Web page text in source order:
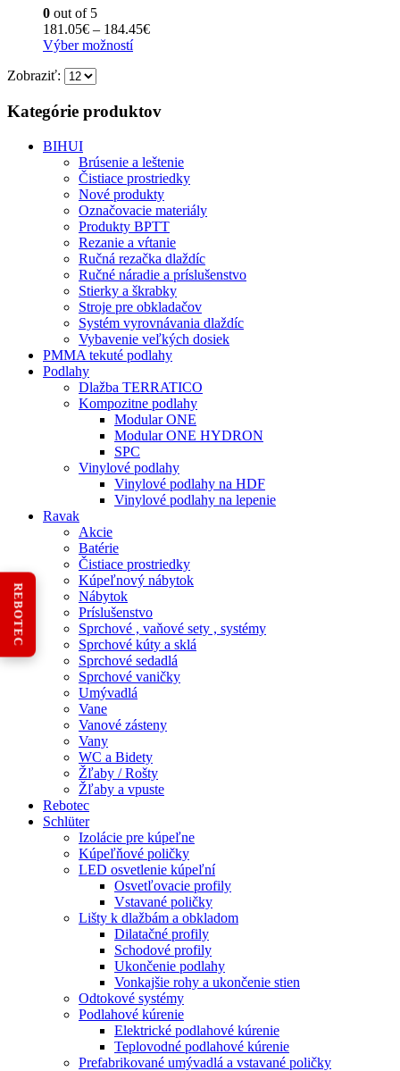
si
môžete
vybrať
produktu.
0 out of 5
181.05€ – 184.45€Price
Výber možnostíTento
variantov.
môžete
vybrať
na
stránke
produktu.
Zobraziť:
Kategórie produktov
BIHUI
Brúsenie a leštenie
Čistiace prostriedky
Nové produkty
Označovacie materiály
Produkty BPTT
Rezanie a vŕtanie
Ručná rezačka dlaždíc
Ručné náradie a príslušenstvo
Stierky a škrabky
Stroje pre obkladačov
Systém vyrovnávania dlaždíc
Vybavenie veľkých dosiek
PMMA tekuté podlahy
Podlahy
Dlažba TERRATICO
Kompozitne podlahy
Modular ONE
Modular ONE HYDRON
SPC
Vinylové podlahy
Vinylové podlahy na HDF
Vinylové podlahy na lepenie
Ravak
Akcie
Batérie
Čistiace prostriedky
Kúpeľnový nábytok
Nábytok
Príslušenstvo
Sprchové , vaňové sety , systémy
Sprchové kúty a sklá
Sprchové sedadlá
Sprchové vaničky
Umývadlá
Vane
Vanové zásteny
Vany
WC a Bidety
Žľaby / Rošty
Žľaby a vpuste
Rebotec
Schlüter
Izolácie pre kúpeľne
Kúpeľňové poličky
LED osvetlenie kúpeľní
Osvetľovacie profily
Vstavané poličky
Lišty k dlažbám a obkladom
Dilatačné profily
Schodové profily
Ukončenie podlahy
Vonkajšie rohy a ukončenie stien
Odtokové systémy
Podlahové kúrenie
Elektrické podlahové kúrenie
Teplovodné podlahové kúrenie
Prefabrikované umývadlá a vstavané poličky
REBOTEC